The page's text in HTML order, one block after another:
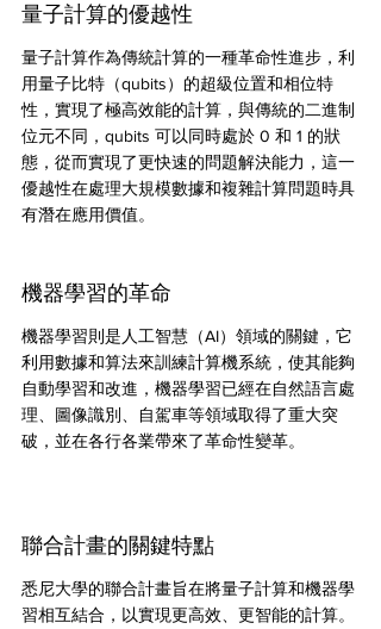
量子計算的優越性
量子計算作為傳統計算的一種革命性進步，利
用量子比特（qubits）的超級位置和相位特
性，實現了極高效能的計算，與傳統的二進制
位元不同，qubits 可以同時處於 0 和 1 的狀
態，從而實現了更快速的問題解決能力，這一
優越性在處理大規模數據和複雜計算問題時具
有潛在應用價值。
機器學習的革命
機器學習則是人工智慧（AI）領域的關鍵，它
利用數據和算法來訓練計算機系統，使其能夠
自動學習和改進，機器學習已經在自然語言處
理、圖像識別、自駕車等領域取得了重大突
破，並在各行各業帶來了革命性變革。
聯合計畫的關鍵特點
悉尼大學的聯合計畫旨在將量子計算和機器學
習相互結合，以實現更高效、更智能的計算。